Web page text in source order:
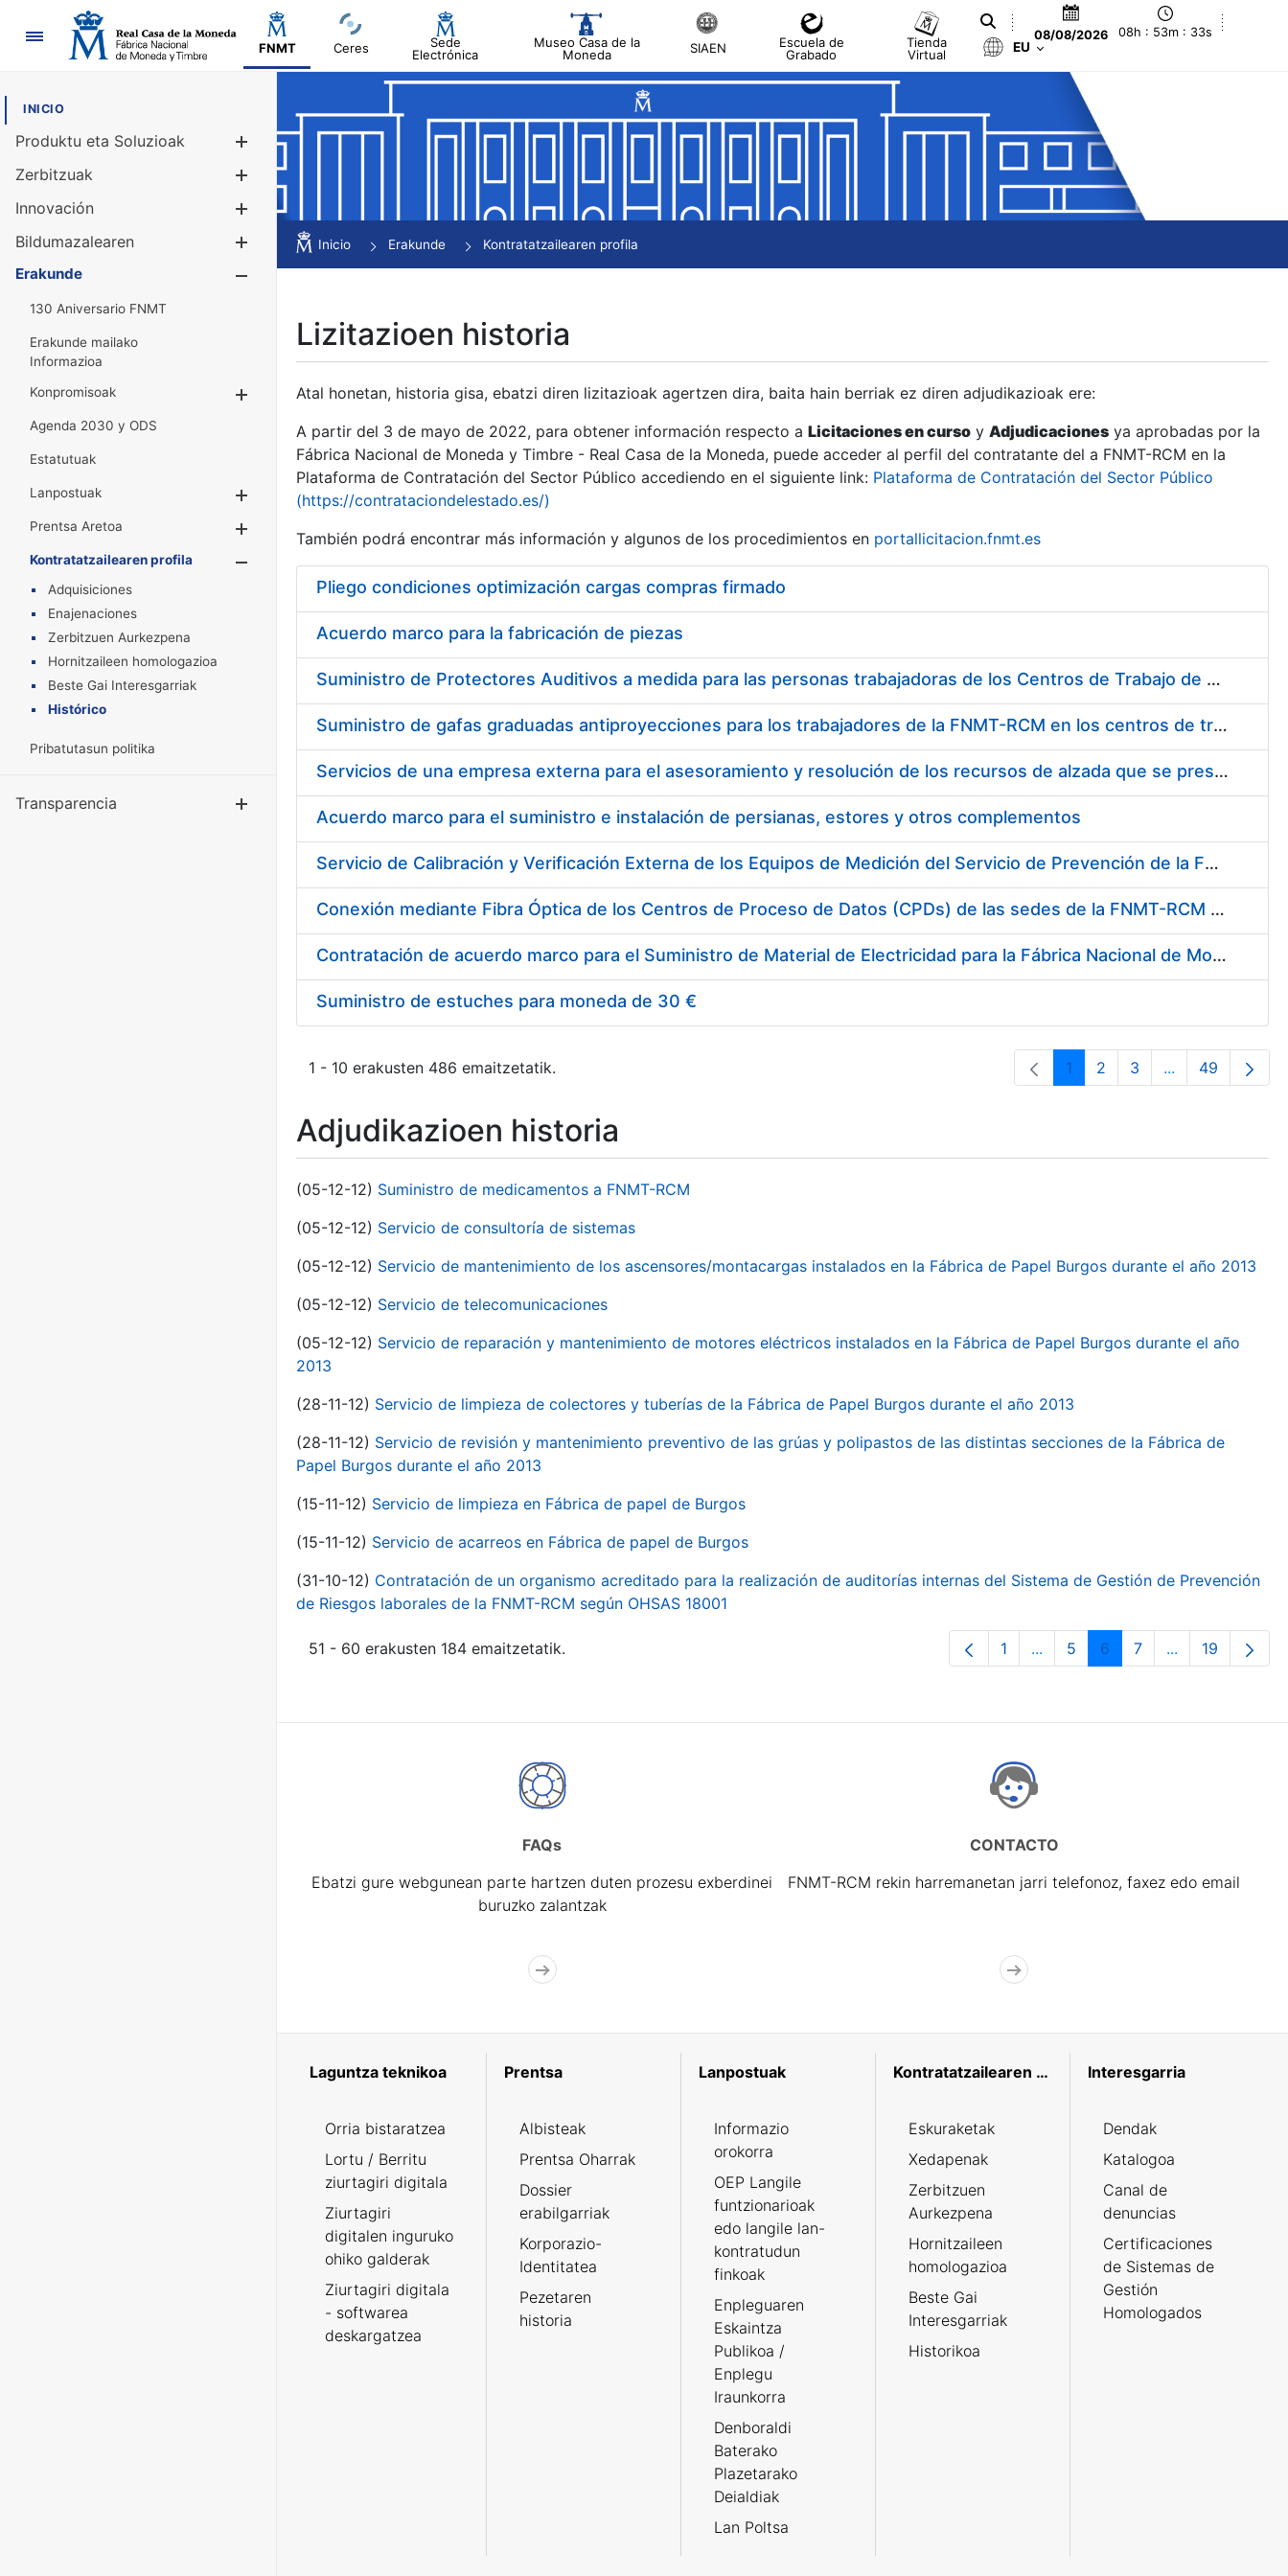
Nabigazioa
FNMT Ceres
Sede
Electrónica
Museo Casa de la
Moneda
SIAEN
Escuela de
Grabado
Tienda
Virtual
08/08/2026 08h : 53m : 34s
EU
INICIO
Produktu eta Soluzioak
Erakutsi/Ezkutatu
Zerbitzuak
Innovación
Bildumazalearen
Erakutsi/Ezkutatu
Erakunde
130 Aniversario FNMT
Erakunde mailako
Informazioa
Konpromisoak
Erakutsi/Ezkutatu
Agenda 2030 y ODS
Estatutuak
Lanpostuak
Erakutsi/Ezkutatu
Prentsa Aretoa
Erakutsi/Ezkutatu
Kontratatzailearen profila
Erakutsi/Ezkutatu
Adquisiciones
Enajenaciones
Zerbitzuen Aurkezpena
Hornitzaileen homologazioa
Beste Gai Interesgarriak
Histórico
Pribatutasun politika
Transparencia Erakutsi/Ezkutatu
Inicio Erakunde Kontratatzailearen profila
Lizitazioen historia
Atal honetan, historia gisa, ebatzi diren lizitazioak agertzen dira, baita hain berriak ez diren adjudikazioak ere:
A partir del 3 de mayo de 2022, para obtener información respecto a Licitaciones en curso y Adjudicaciones ya aprobadas por la
Fábrica Nacional de Moneda y Timbre - Real Casa de la Moneda, puede acceder al perfil del contratante del a FNMT-RCM en la
Plataforma de Contratación del Sector Público accediendo en el siguiente link: Plataforma de Contratación del Sector Público
(https://contrataciondelestado.es/)
También podrá encontrar más información y algunos de los procedimientos en portallicitacion.fnmt.es
Pliego condiciones optimización cargas compras firmado
Acuerdo marco para la fabricación de piezas
Suministro de Protectores Auditivos a medida para las personas trabajadoras de los Centros de Trabajo de Madrid y Burgos
Suministro de gafas graduadas antiproyecciones para los trabajadores de la FNMT-RCM en los centros de trabajo de Madrid y Burgos
Servicios de una empresa externa para el asesoramiento y resolución de los recursos de alzada que se presentan relacionados con procesos de selección para la FNMT-RCM
Acuerdo marco para el suministro e instalación de persianas, estores y otros complementos
Servicio de Calibración y Verificación Externa de los Equipos de Medición del Servicio de Prevención de la FNMT-RCM
Conexión mediante Fibra Óptica de los Centros de Proceso de Datos (CPDs) de las sedes de la FNMT-RCM de Burgos y Madrid
Contratación de acuerdo marco para el Suministro de Material de Electricidad para la Fábrica Nacional de Moneda y Timbre-Real Casa de la Moneda en su centro de trabajo de Burgos
Suministro de estuches para moneda de 30 €
1 - 10 erakusten 486 emaitzetatik. Orrialdea
1 Orrialdea
2 Orrialdea
3 ...Intermediate
Orrialdea
49
Adjudikazioen historia
(05-12-12) Suministro de medicamentos a FNMT-RCM
(05-12-12) Servicio de consultoría de sistemas
(05-12-12) Servicio de mantenimiento de los ascensores/montacargas instalados en la Fábrica de Papel Burgos durante el año 2013
(05-12-12) Servicio de telecomunicaciones
(05-12-12) Servicio de reparación y mantenimiento de motores eléctricos instalados en la Fábrica de Papel Burgos durante el año
2013
(28-11-12) Servicio de limpieza de colectores y tuberías de la Fábrica de Papel Burgos durante el año 2013
(28-11-12) Servicio de revisión y mantenimiento preventivo de las grúas y polipastos de las distintas secciones de la Fábrica de
Papel Burgos durante el año 2013
(15-11-12) Servicio de limpieza en Fábrica de papel de Burgos
(15-11-12) Servicio de acarreos en Fábrica de papel de Burgos
(31-10-12) Contratación de un organismo acreditado para la realización de auditorías internas del Sistema de Gestión de Prevención
de Riesgos laborales de la FNMT-RCM según OHSAS 18001
51 - 60 erakusten 184 emaitzetatik. Orrialdea
1 ...Intermediate Pages Use TAB to
Orrialdea
5 Orrialdea
6 Orrialdea
7 ...Intermediate
Orrialdea
19
FAQs
Ebatzi gure webgunean parte hartzen duten prozesu exberdinei
buruzko zalantzak
CONTACTO
FNMT-RCM rekin harremanetan jarri telefonoz, faxez edo email
Laguntza teknikoa
Orria bistaratzea
Lortu / Berritu
ziurtagiri digitala
Ziurtagiri
digitalen inguruko
ohiko galderak
Ziurtagiri digitala
- softwarea
deskargatzea
Prentsa
Albisteak
Prentsa Oharrak
Dossier
erabilgarriak
Korporazio-
Identitatea
Pezetaren
historia
Lanpostuak
Informazio
orokorra
OEP Langile
funtzionarioak
edo langile lan-
kontratudun
finkoak
Enpleguaren
Eskaintza
Publikoa /
Enplegu
Iraunkorra
Denboraldi
Baterako
Plazetarako
Deialdiak
Lan Poltsa
Kontratatzailearen profila
Eskuraketak
Xedapenak
Zerbitzuen
Aurkezpena
Hornitzaileen
homologazioa
Beste Gai
Interesgarriak
Historikoa
Interesgarria
Dendak
Katalogoa
Canal de
denuncias
Certificaciones
de Sistemas de
Gestión
Homologados